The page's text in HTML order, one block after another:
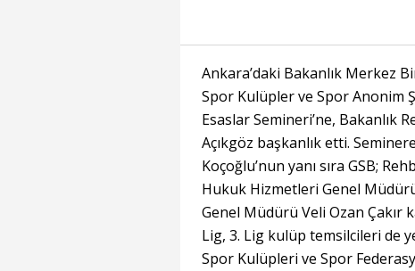
Ankara’daki Bakanlık Merkez
Spor Kulüpler ve Spor Anonim
Esaslar Semineri’ne, Bakanlık
Açıkgöz başkanlık etti.
Koçoğlu’nun yanı sıra GSB;
Hukuk Hizmetleri Genel
Genel Müdürü Veli Ozan Çakır
Lig, 3. Lig kulüp temsilcileri de
Spor Kulüpleri ve Spor